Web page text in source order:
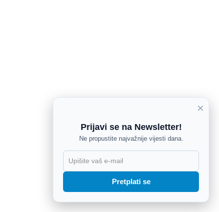
×
Prijavi se na Newsletter!
Ne propustite najvažnije vijesti dana.
Pretplati se